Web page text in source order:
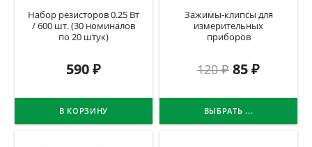
Набор резисторов 0.25 Вт
/ 600 шт. (30 номиналов
по 20 штук)
590₽
В КОРЗИНУ
Зажимы-клипсы для
измерительных
приборов
120₽ 85₽
ВЫБРАТЬ ...